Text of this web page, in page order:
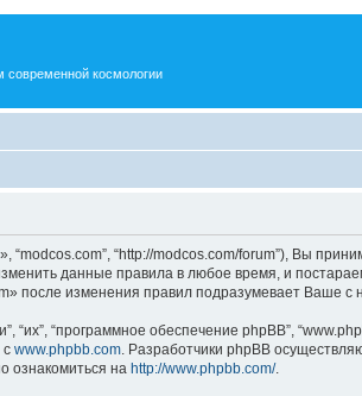
космологии
“http://modcos.com/forum”), Вы
данные правила в любое время, и
после изменения правил подразумевает Ваше с
“программное обеспечение phpBB”,
с www.phpbb.com . Разработчики phpBB
ознакомиться на http://www.phpbb.com/.